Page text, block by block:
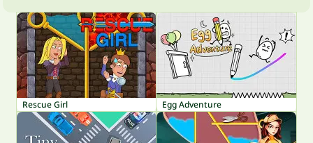
Rescue Girl Egg Adventure